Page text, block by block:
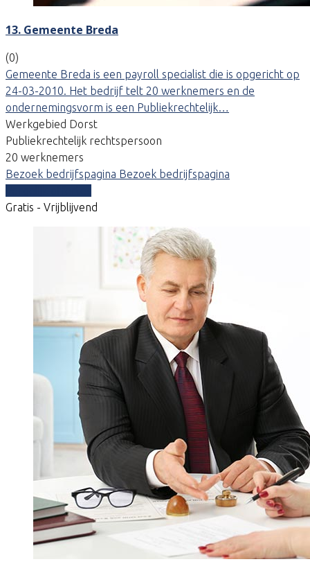
13. Gemeente Breda
(0)
Gemeente Breda is een payroll specialist die is opgericht op
24-03-2010. Het bedrijf telt 20 werknemers en de
ondernemingsvorm is een Publiekrechtelijk…
Werkgebied Dorst
Publiekrechtelijk rechtspersoon
20 werknemers
Bezoek bedrijfspagina Bezoek bedrijfspagina
Gratis - Vrijblijvend